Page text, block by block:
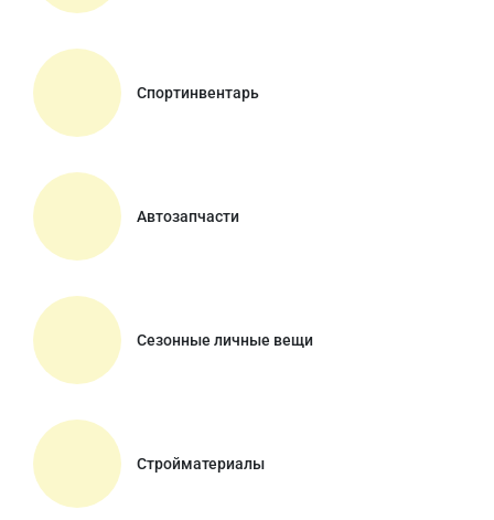
Спортинвентарь
Автозапчасти
Сезонные личные вещи
Стройматериалы